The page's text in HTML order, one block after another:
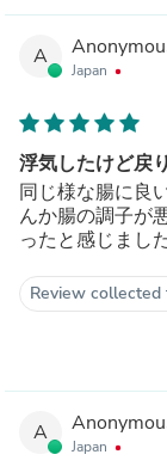
A
Japan
浮気したけど戻
同じ様な腸に良
んか腸の調子が
ったと感じました
Review collected
A
Japan